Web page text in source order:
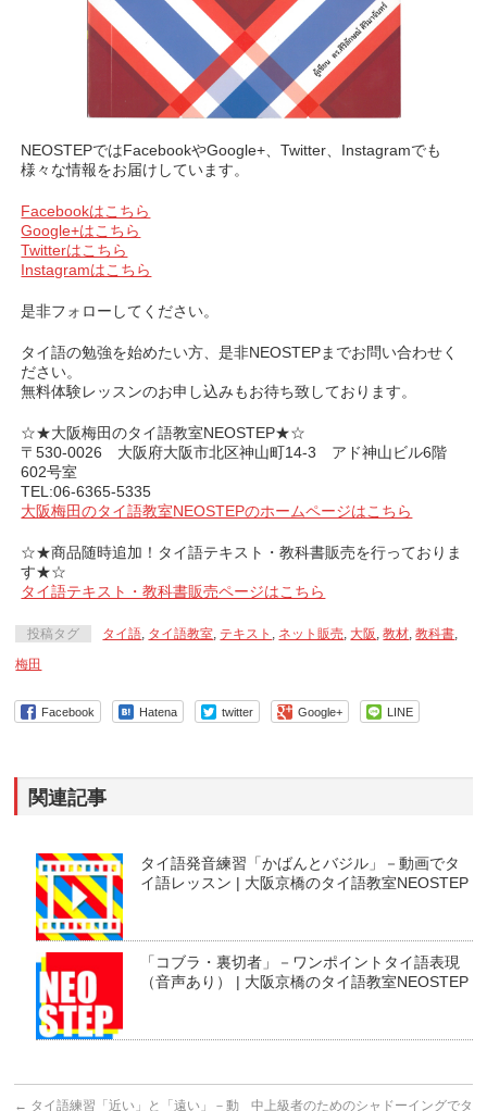
NEOSTEPではFacebookやGoogle+、Twitter、Instagramでも
様々な情報をお届けしています。
Facebookはこちら
Google+はこちら
Twitterはこちら
Instagramはこちら
是非フォローしてください。
タイ語の勉強を始めたい方、是非NEOSTEPまでお問い合わせく
ださい。
無料体験レッスンのお申し込みもお待ち致しております。
☆★大阪梅田のタイ語教室NEOSTEP★☆
〒530-0026 大阪府大阪市北区神山町14-3 アド神山ビル6階
602号室
TEL:06-6365-5335
大阪梅田のタイ語教室NEOSTEPのホームページはこちら
☆★商品随時追加！タイ語テキスト・教科書販売を行っておりま
す★☆
タイ語テキスト・教科書販売ページはこちら
投稿タグ タイ語 タイ語教室 テキスト ネット販売 大阪 ,教材 ,教科書
梅田
Facebook Hatena twitter Google+ LINE
関連記事
タイ語発音練習「かばんとバジル」－動画でタ
イ語レッスン | 大阪京橋のタイ語教室NEOSTEP
「コブラ・裏切者」－ワンポイントタイ語表現
（音声あり） | 大阪京橋のタイ語教室NEOSTEP
← タイ語練習「近い」と「遠い」－動 中上級者のためのシャドーイングでタ